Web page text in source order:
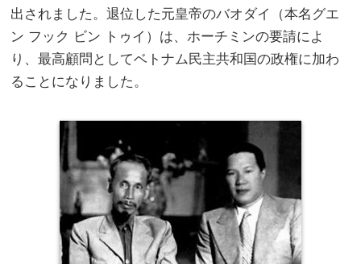
出されました。退位した元皇帝のバオダイ（本名グエ
ン フック ビン トゥイ）は、ホーチミンの要請によ
り、最高顧問としてベトナム民主共和国の政権に加わ
ることになりました。